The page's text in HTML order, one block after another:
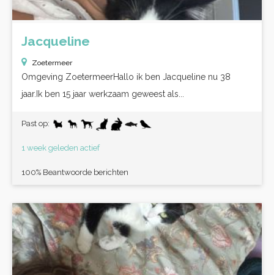
Jacqueline
Zoetermeer
Omgeving ZoetermeerHallo ik ben Jacqueline nu 38
jaar.Ik ben 15 jaar werkzaam geweest als...
Past op:
1 week geleden actief
100% Beantwoorde berichten